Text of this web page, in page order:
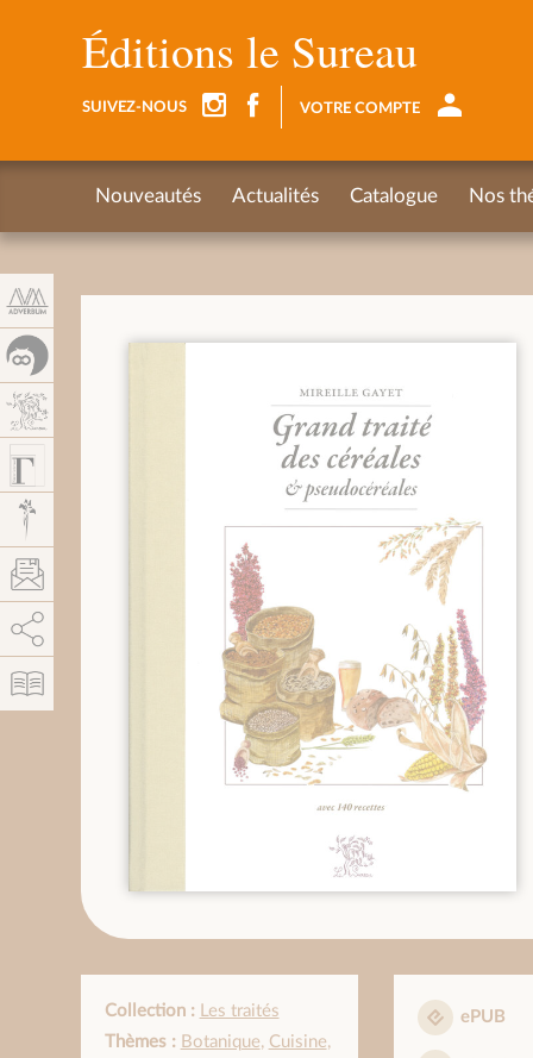
Collection : Les traités
Thèmes : Botanique, Cuisine,
ePUB
Éditions le Sureau
SUIVEZ-NOUS VOTRE COMPTE
Nouveautés Actualités Catalogue Nos